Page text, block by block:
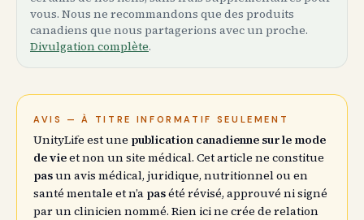
vous. Nous ne recommandons que des produits
canadiens que nous partagerions avec un proche.
Divulgation complète.
AVIS — À TITRE INFORMATIF SEULEMENT
UnityLife est une publication canadienne sur le mode
de vieet non un site médical. Cet article ne constitue
pasun avis médical, juridique, nutritionnel ou en
santé mentale et n’a pasété révisé, approuvé ni signé
par un clinicien nommé. Rien ici ne crée de relation